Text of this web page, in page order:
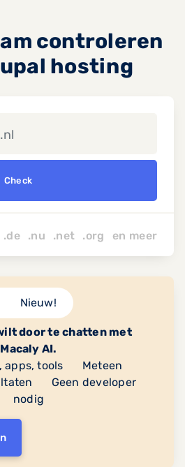
controleren
hosting
Check
.nu .net .org en meer
Nieuw!
door te chatten met
Macaly AI.
apps, tools
Meteen
Geen developer
nodig